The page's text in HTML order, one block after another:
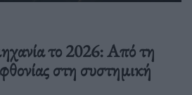
το 2026: Από τη
στη συστημική